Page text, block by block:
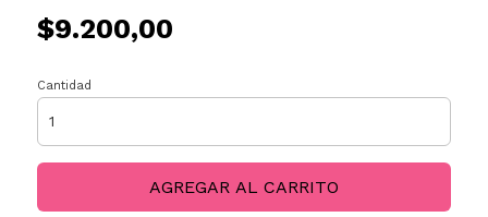
$9.200,00
Cantidad
AGREGAR AL CARRITO